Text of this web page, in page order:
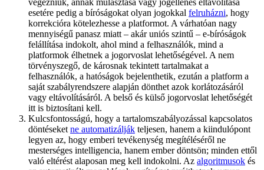
esetére pedig a bíróságokat olyan jogokkal felruházni, hogy
korrekcióra kötelezhesse a platformot. A várhatóan nagy
mennyiségű panasz miatt – akár uniós szintű – e-bíróságok
felállítása indokolt, ahol mind a felhasználók, mind a
platformok élhetnek a jogorvoslat lehetőségével. A nem
törvényszegő, de károsnak tekintett tartalmakat a
felhasználók, a hatóságok bejelenthetik, ezután a platform a
saját szabályrendszere alapján dönthet azok korlátozásáról
vagy eltávolításáról. A belső és külső jogorvoslat lehetőségét
itt is biztosítani kell.
Kulcsfontosságú, hogy a tartalomszabályozással kapcsolatos
döntéseket ne automatizálják teljesen, hanem a kiindulópont
legyen az, hogy emberi tevékenység megítéléséről ne
mesterséges intelligencia, hanem ember döntsön; minden ettől
való eltérést alaposan meg kell indokolni. Az algoritmusok és